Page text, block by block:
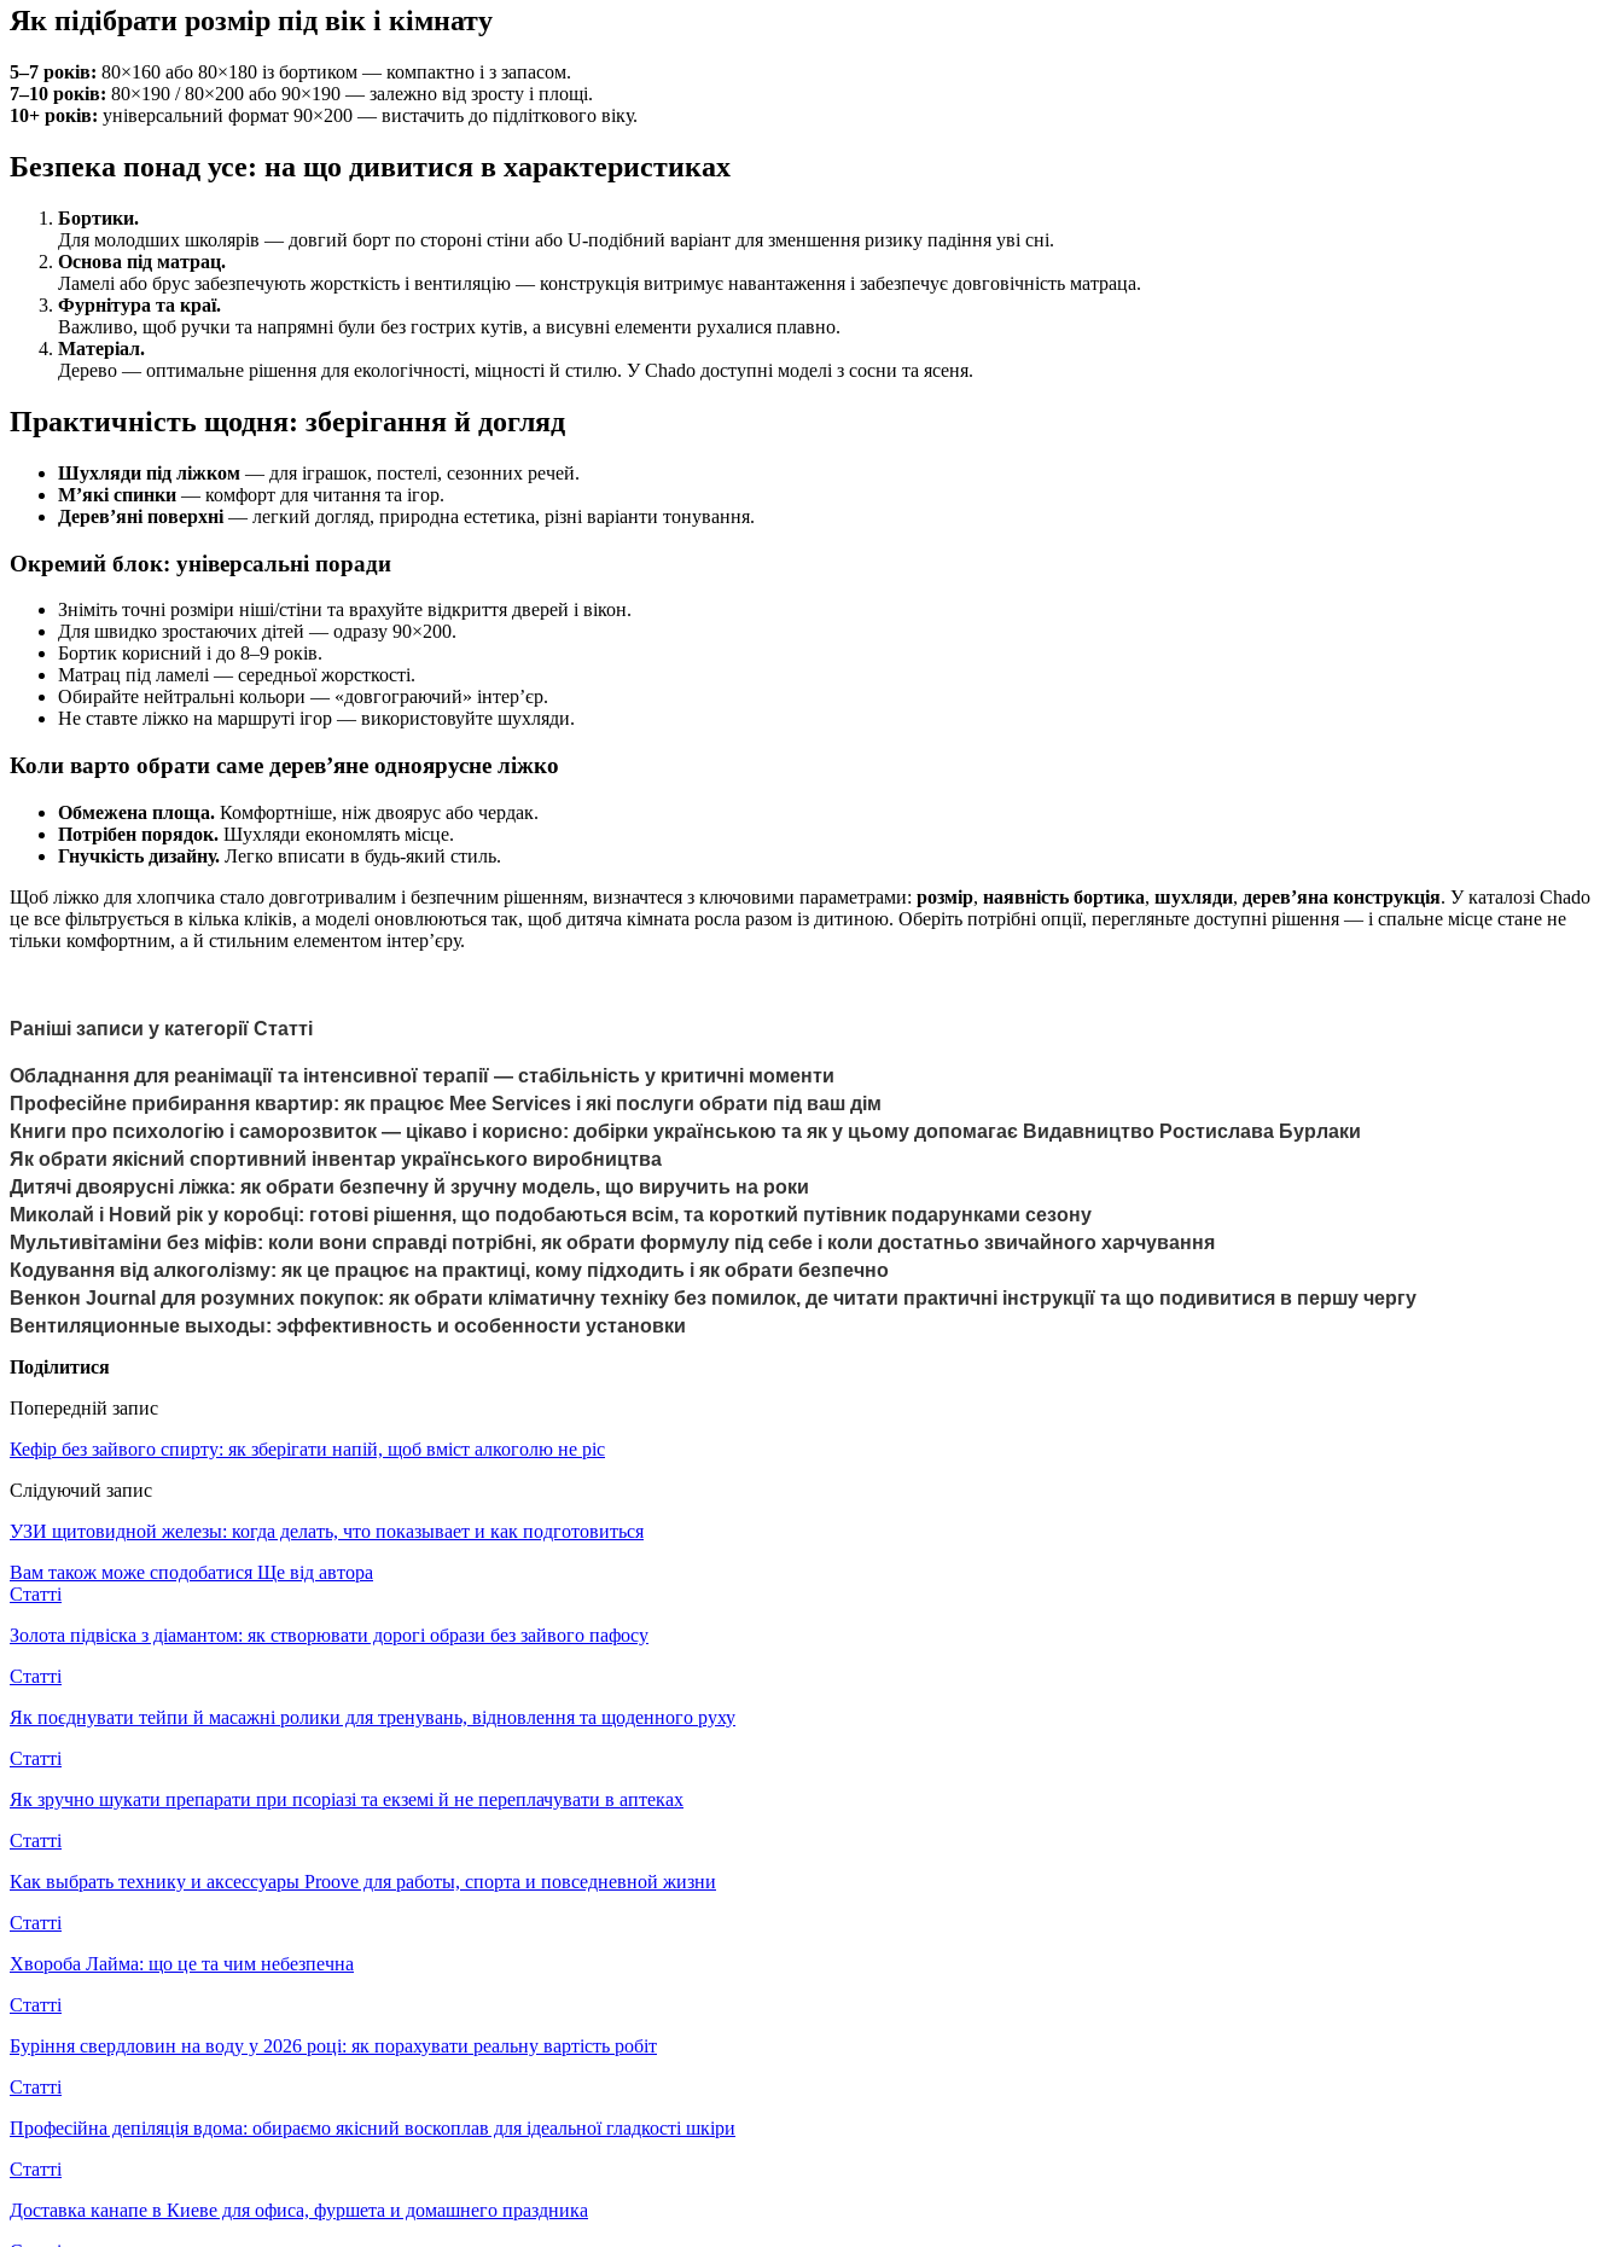
Як підібрати розмір під вік і кімнату
5–7 років: 80×160 або 80×180 із бортиком — компактно і з запасом.
7–10 років: 80×190 / 80×200 або 90×190 — залежно від зросту і площі.
10+ років: універсальний формат 90×200 — вистачить до підліткового віку.
Безпека понад усе: на що дивитися в характеристиках
Бортики.
Для молодших школярів — довгий борт по стороні стіни або U-подібний варіант для зменшення ризику падіння уві сні.
Основа під матрац.
Ламелі або брус забезпечують жорсткість і вентиляцію — конструкція витримує навантаження і забезпечує довговічність матраца.
Фурнітура та краї.
Важливо, щоб ручки та напрямні були без гострих кутів, а висувні елементи рухалися плавно.
Матеріал.
Дерево — оптимальне рішення для екологічності, міцності й стилю. У Chado доступні моделі з сосни та ясеня.
Практичність щодня: зберігання й догляд
Шухляди під ліжком — для іграшок, постелі, сезонних речей.
М’які спинки — комфорт для читання та ігор.
Дерев’яні поверхні — легкий догляд, природна естетика, різні варіанти тонування.
Окремий блок: універсальні поради
Зніміть точні розміри ніші/стіни та врахуйте відкриття дверей і вікон.
Для швидко зростаючих дітей — одразу 90×200.
Бортик корисний і до 8–9 років.
Матрац під ламелі — середньої жорсткості.
Обирайте нейтральні кольори — «довгограючий» інтер’єр.
Не ставте ліжко на маршруті ігор — використовуйте шухляди.
Коли варто обрати саме дерев’яне одноярусне ліжко
Обмежена площа. Комфортніше, ніж двоярус або чердак.
Потрібен порядок. Шухляди економлять місце.
Гнучкість дизайну. Легко вписати в будь-який стиль.
Щоб ліжко для хлопчика стало довготривалим і безпечним рішенням, визначтеся з ключовими параметрами: розмір, наявність бортика, шухляди, дерев’яна конструкція. У каталозі Chado
це все фільтрується в кілька кліків, а моделі оновлюються так, щоб дитяча кімната росла разом із дитиною. Оберіть потрібні опції, перегляньте доступні рішення — і спальне місце стане не
тільки комфортним, а й стильним елементом інтер’єру.
Раніші записи у категорії Статті
Обладнання для реанімації та інтенсивної терапії — стабільність у критичні моменти
Професійне прибирання квартир: як працює Mee Services і які послуги обрати під ваш дім
Книги про психологію і саморозвиток — цікаво і корисно: добірки українською та як у цьому допомагає Видавництво Ростислава Бурлаки
Як обрати якісний спортивний інвентар українського виробництва
Дитячі двоярусні ліжка: як обрати безпечну й зручну модель, що виручить на роки
Миколай і Новий рік у коробці: готові рішення, що подобаються всім, та короткий путівник подарунками сезону
Мультивітаміни без міфів: коли вони справді потрібні, як обрати формулу під себе і коли достатньо звичайного харчування
Кодування від алкоголізму: як це працює на практиці, кому підходить і як обрати безпечно
Венкон Journal для розумних покупок: як обрати кліматичну техніку без помилок, де читати практичні інструкції та що подивитися в першу чергу
Вентиляционные выходы: эффективность и особенности установки
Поділитися
Попередній запис
Кефір без зайвого спирту: як зберігати напій, щоб вміст алкоголю не ріс
Слідуючий запис
УЗИ щитовидной железы: когда делать, что показывает и как подготовиться
Вам також може сподобатися Ще від автора
Статті
Золота підвіска з діамантом: як створювати дорогі образи без зайвого пафосу
Статті
Як поєднувати тейпи й масажні ролики для тренувань, відновлення та щоденного руху
Статті
Як зручно шукати препарати при псоріазі та екземі й не переплачувати в аптеках
Статті
Как выбрать технику и аксессуары Proove для работы, спорта и повседневной жизни
Статті
Хвороба Лайма: що це та чим небезпечна
Статті
Буріння свердловин на воду у 2026 році: як порахувати реальну вартість робіт
Статті
Професійна депіляція вдома: обираємо якісний воскоплав для ідеальної гладкості шкіри
Статті
Доставка канапе в Киеве для офиса, фуршета и домашнего праздника